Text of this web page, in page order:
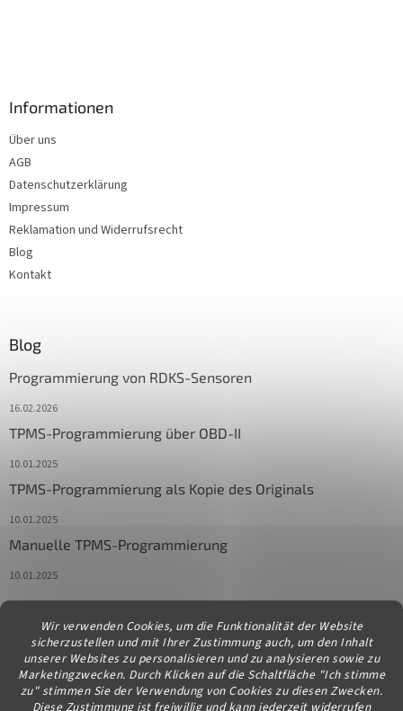
Wir verwenden Cookies, um die Funktionalität der Website
sicherzustellen und mit Ihrer Zustimmung auch, um den Inhalt
unserer Websites zu personalisieren und zu analysieren sowie zu
Marketingzwecken. Durch Klicken auf die Schaltfläche "Ich stimme
zu" stimmen Sie der Verwendung von Cookies zu diesen Zwecken.
Diese Zustimmung ist freiwillig und kann jederzeit widerrufen
Informationen
Über uns
AGB
Datenschutzerklärung
Impressum
Reklamation und Widerrufsrecht
Blog
Kontakt
Blog
Programmierung von RDKS-Sensoren
16.02.2026
TPMS-Programmierung über OBD-II
10.01.2025
TPMS-Programmierung als Kopie des Originals
10.01.2025
Manuelle TPMS-Programmierung
10.01.2025
Kontakt
info@diagstore.at